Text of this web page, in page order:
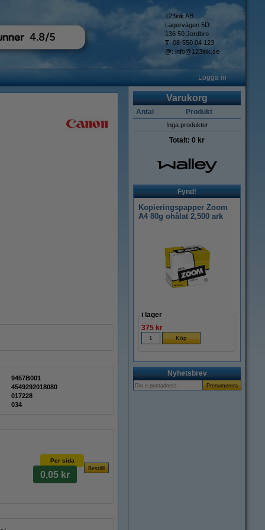
123ink AB
Lagervägen 5D
136 50 Jordbro
T: 08-550 04 123
@: info@123ink.se
Logga in
9457B001
4549292018080
017228
034
Per sida
0,05 kr
Varukorg
Antal Produkt
Inga produkter
Totalt: 0 kr
Fynd!
Kopieringspapper Zoom
A4 80g ohålat 2,500 ark
i lager
375 kr
Nyhetsbrev